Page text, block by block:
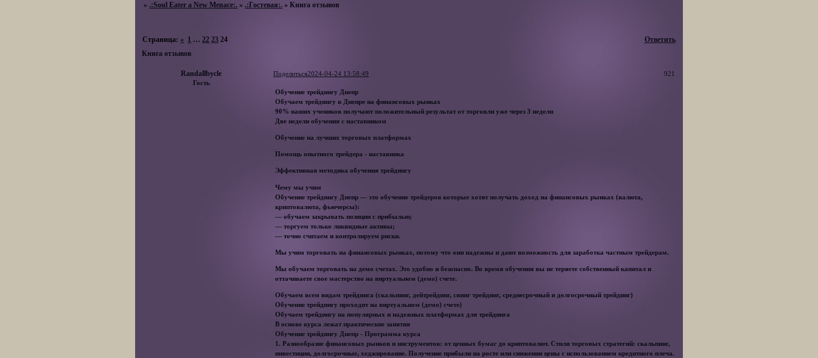
» .:Soul Eater a New Menace:. ».:Гостевая:. »Книга отзывов
Книга отзывов
Страница: « 1 … 22 23 24 Ответить
Поделиться 921
2024-04-24 13:58:49
Randallbycle
Гость
Обучение трейдингу Днепр
Обучаем трейдингу в Днепре на финансовых рынках
90% наших учеников получают положительный результат от торговли уже через 3 недели
Две недели обучения с наставником
Обучение на лучших торговых платформах
Помощь опытного трейдера - наставника
Эффективная методика обучения трейдингу
Чему мы учим
Обучение трейдингу Днепр — это обучение трейдеров которые хотят получать доход на финансовых рынках (валюта,
криптовалюта, фьючерсы):
— обучаем закрывать позиции с прибылью;
— торгуем только ликвидные активы;
— точно считаем и контролируем риски.
Мы учим торговать на финансовых рынках, потому что они надежны и дают возможность для заработка частным трейдерам.
Мы обучаем торговать на демо счетах. Это удобно и безопасно. Во время обучения вы не теряете собственный капитал и
оттачиваете свое мастерство на виртуальном (демо) счете.
Обучаем всем видам трейдинга (скальпинг, дейтрейдинг, свинг трейдинг, среднесрочный и долгосрочный трейдинг)
Обучение трейдингу проходит на виртуальном (демо) счете)
Обучаем трейдингу на популярных и надежных платформах для трейдинга
В основе курса лежат практические занятия
Обучение трейдингу Днепр - Программа курса
1. Разнообразие финансовых рынков и инструментов: от ценных бумаг до криптовалют. Стили торговых стратегий: скальпинг,
инвестиции, долгосрочные, хеджирование. Получение прибыли на росте или снижении цены с использованием кредитного плеча.